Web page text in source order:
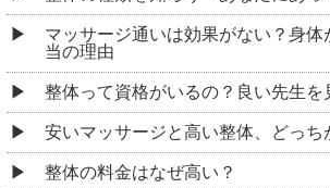
マッサージ通いは効果がない？身体
当の理由
整体って資格がいるの？良い先生を
安いマッサージと高い整体、どっち
整体の料金はなぜ高い？